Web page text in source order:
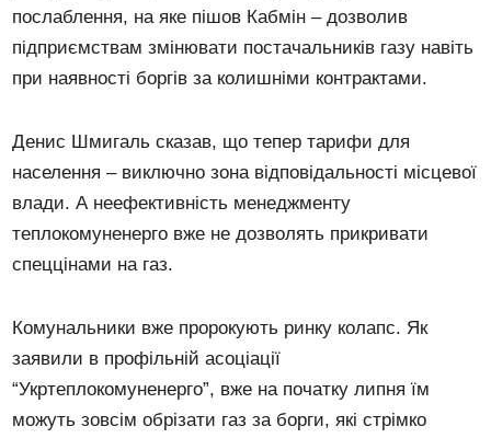
послаблення, на яке пішов Кабмін – дозволив
підприємствам змінювати постачальників газу навіть
при наявності боргів за колишніми контрактами.
Денис Шмигаль сказав, що тепер тарифи для
населення – виключно зона відповідальності місцевої
влади. А неефективність менеджменту
теплокомуненерго вже не дозволять прикривати
спеццінами на газ.
Комунальники вже пророкують ринку колапс. Як
заявили в профільній асоціації
“Укртеплокомуненерго”, вже на початку липня їм
можуть зовсім обрізати газ за борги, які стрімко